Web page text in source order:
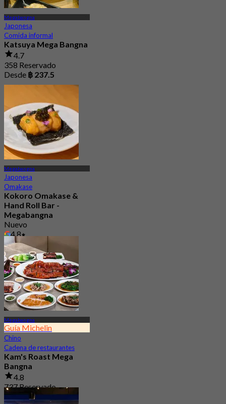
Megabangna
Japonesa
Comida informal
Katsuya Mega Bangna
4.7
358 Reservado
Desde ฿ 237.5
Megabangna
Japonesa
Omakase
Kokoro Omakase &
Hand Roll Bar -
Megabangna
Nuevo
4.8
Desde฿ 1,290
Megabangna
Guía Michelin
Chino
Cadena de restaurantes
Kam's Roast Mega
Bangna
4.8
737 Reservado
Desde฿ 425